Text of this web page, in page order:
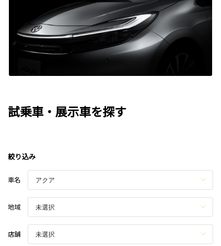
試乗車・展示車を探す
絞り込み
車名
地域
店舗